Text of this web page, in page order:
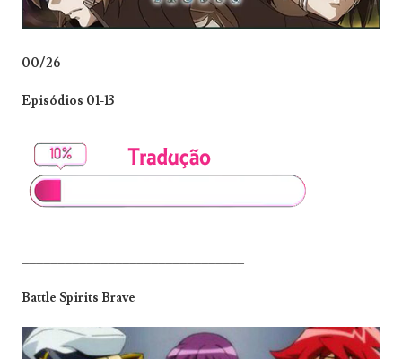
00/26
Episódios 01-13
_______________________________
Battle Spirits Brave